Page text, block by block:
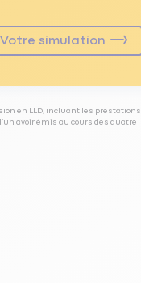
Votre simulation
en LLD, incluant les prestations
avoir émis au cours des quatre